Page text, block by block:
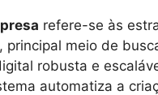
refere-se às
meio de
robusta e
automatiza a